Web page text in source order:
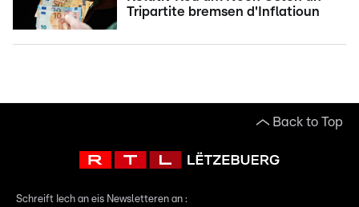
Tripartite bremsen d'Inflatioun
Back to Top
Schreift Iech an eis Newsletteren an :